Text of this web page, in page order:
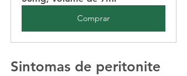
Comprar
Sintomas de peritonite